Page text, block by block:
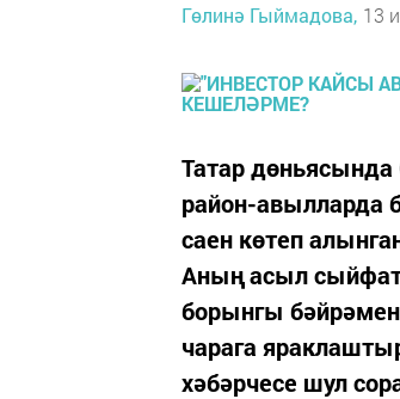
Гөлинә Гыймадова, 13
Татар
район-авылларда
саен көтеп
Аның асыл
борынгы
чарага
хәбәрчесе шул